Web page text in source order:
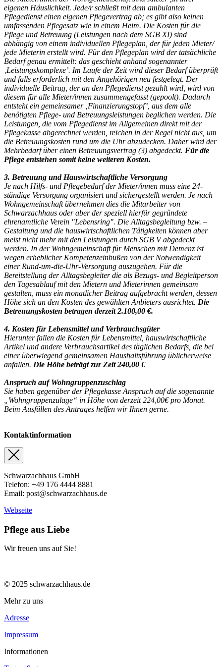
eigenen Häuslichkeit. Jede/r schließt mit dem ambulanten
Pflegedienst einen eigenen Pflegevertrag ab; es gibt also keinen
umfassenden Pflegesatz wie in einem Heim. Die Kosten für die
Pflege und Betreuung (Leistungen nach dem SGB XI) sind
abhängig von einem individuellen Pflegeplan, der für jeden Mieter/
jede Mieterin erstellt wird. Für den Pflegeplan wird der tatsächliche
Bedarf genau ermittelt: das geschieht anhand sogenannter
‚Leistungskomplexe’. Im Laufe der Zeit wird dieser Bedarf überprüft
und falls erforderlich mit den Angehörigen neu festgelegt. Der
individuelle Beitrag, der an den Pflegedienst gezahlt wird, wird von
diesem für alle Mieter/innen zusammengefasst (gepoolt). Dadurch
entsteht ein gemeinsamer ‚Finanzierungstopf’, aus dem alle
benötigten Pflege- und Betreuungsleistungen beglichen werden. Die
Leistungen, die vom Pflegedienst im Allgemeinen direkt mit der
Pflegekasse abgerechnet werden, reichen in der Regel nicht aus, um
die Betreuungskosten rund um die Uhr abzudecken. Daher wird der
Mehrbedarf über einen Betreuungsvertrag (3) abgedeckt. Für die
Pflege entstehen somit keine weiteren Kosten.
3. Betreuung und Hauswirtschaftliche Versorgung
Je nach Hilfs- und Pflegebedarf der Mieter/innen muss eine 24-
ständige Versorgung organisiert und sichergestellt werden. Je nach
Wohngemeinschaft übernehmen dies die Mitarbeiter von
Schwarzachhaus oder aber der speziell hierfür gegründete
ehrenamtliche Verein "Lebensring". Die Alltagsbegleitung bzw. –
Gestaltung und die hauswirtschaftlichen Tätigkeiten können aber
meist nicht mehr mit den Leistungen durch SGB V abgedeckt
werden. In der Wohngemeinschaft für Menschen mit Demenz ist
wegen erheblicher Kompetenzeinbußen von der Notwendigkeit
einer Rund-um-die-Uhr-Versorgung auszugehen. Für die
Bereitstellung der Alltagsbegleiter die als Bezugs- und Begleitperson
den Tagesablauf mit den Mietern und Mieterinnen gemeinsam
gestalten, muss ein monatlicher Beitrag aufgebracht werden, dessen
Höhe sich an den Kosten des gewählten Anbieters ausrichtet. Die
Betreuungskosten betragen derzeit 2.100,00 €.
4. Kosten für Lebensmittel und Verbrauchsgüter
Hierunter fallen die Kosten für Lebensmittel, hauswirtschaftliche
Artikel und andere Verbrauchsartikel des täglichen Bedarfs, die bei
einer überwiegend gemeinsamen Haushaltsführung üblicherweise
anfallen. Die Höhe beträgt zur Zeit 240,00 €
Anspruch auf Wohngruppenzuschlag
Sie haben gegenüber der Pflegekasse Anspruch auf die sogenannte
„Wohngruppenzulage“ in Höhe von derzeit 224,00€ pro Monat.
Beim Ausfüllen des Antrages helfen wir Ihnen gerne.
Kontaktinformation
Schwarzachhaus GmbH
Telefon: +49 176 4444 8881
Email: post@schwarzachhaus.de
Webseite
Pflege aus Liebe
Wir freuen uns auf Sie!
© 2025 schwarzachhaus.de
Mehr zu uns
Adresse
Impressum
Informationen